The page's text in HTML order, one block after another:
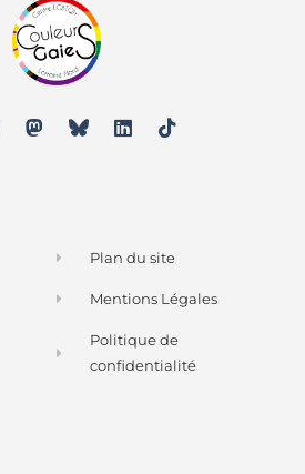
Plan du site
Mentions Légales
Politique de
confidentialité